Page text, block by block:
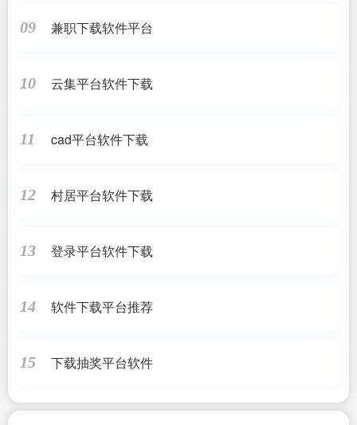
09 兼职下载软件平台
10 云集平台软件下载
11 cad平台软件下载
12 村居平台软件下载
13 登录平台软件下载
14 软件下载平台推荐
15 下载抽奖平台软件